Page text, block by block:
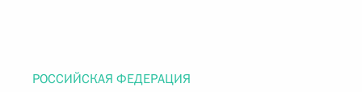
РОССИЙСКАЯ ФЕДЕРАЦИЯ